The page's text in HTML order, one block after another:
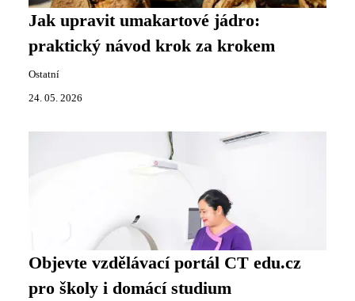
Jak upravit umakartové jádro:
praktický návod krok za krokem
Ostatní
24. 05. 2026
Objevte vzdělávací portál CT edu.cz
pro školy i domácí studium